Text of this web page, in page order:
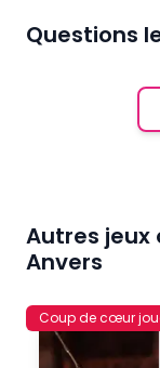
Questions
Autres jeux
Anvers
Coup de cœur